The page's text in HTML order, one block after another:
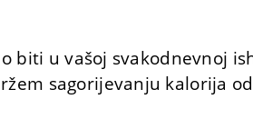
biti u vašoj svakodnevnoj
sagorijevanju kalorija